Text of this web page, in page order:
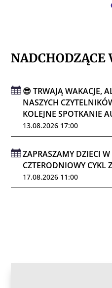
NADCHODZĄCE
😎 TRWAJĄ WAKACJE,
NASZYCH
KOLEJNE SPOTKANIE
13.08.2026 17:00
ZAPRASZAMY DZIECI
CZTERODNIOWY CYKL
17.08.2026 11:00